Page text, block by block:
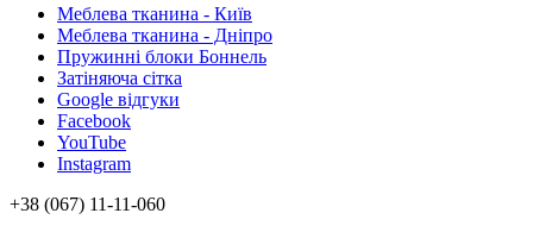
Меблева тканина - Київ
Меблева тканина - Дніпро
Пружинні блоки Боннель
Затіняюча сітка
Google відгуки
Facebook
YouTube
Instagram
+38 (067) 11-11-060